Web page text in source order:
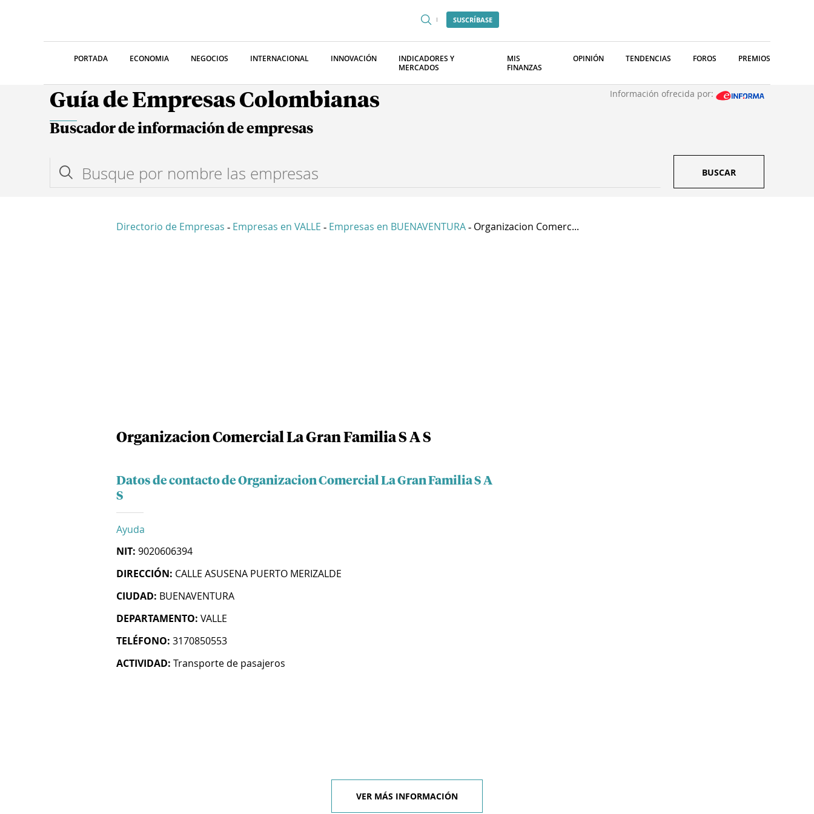
SUSCRÍBASE
PORTADA ECONOMIA NEGOCIOS INTERNACIONAL INNOVACIÓN
INDICADORES Y
MERCADOS
MIS
FINANZAS
OPINIÓN TENDENCIAS FOROS PREMIOS
Guía de Empresas Colombianas Información ofrecida por:
Buscador de información de empresas
BUSCAR
Directorio de Empresas - Empresas en VALLE - Empresas en BUENAVENTURA - Organizacion Comerc...
Organizacion Comercial La Gran Familia S A S
Datos de contacto de Organizacion Comercial La Gran Familia S A
S
Ayuda
NIT: 9020606394
DIRECCIÓN: CALLE ASUSENA PUERTO MERIZALDE
CIUDAD: BUENAVENTURA
DEPARTAMENTO: VALLE
TELÉFONO: 3170850553
ACTIVIDAD: Transporte de pasajeros
VER MÁS INFORMACIÓN